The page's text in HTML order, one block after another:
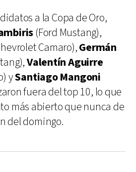
a la Copa de Oro,
(Ford Mustang),
Camaro),Germán
Valentín Aguirre
ySantiago Mangoni
fuera del top 10, lo que
más abierto que nunca de
del domingo.